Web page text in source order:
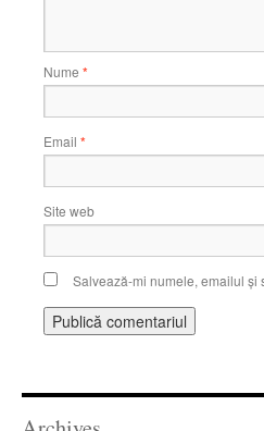
Nume *
Email *
Site web
Salvează-mi numele, emailul și